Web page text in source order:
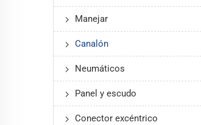
Manejar
Canalón
Neumáticos
Panel y escudo
Conector excéntrico